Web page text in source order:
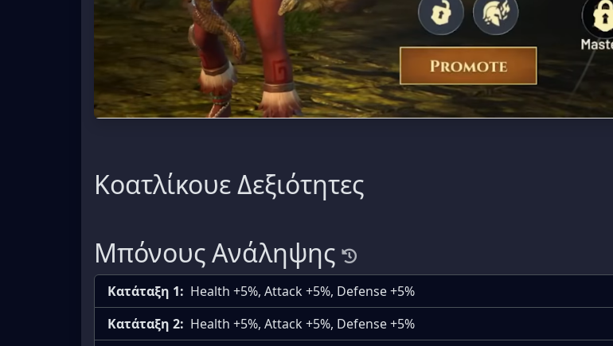
Κοατλίκουε Δεξιότητες
Μπόνους Ανάληψης
Κατάταξη 1: Health +5%, Attack +5%, Defense +5%
Κατάταξη 2: Health +5%, Attack +5%, Defense +5%